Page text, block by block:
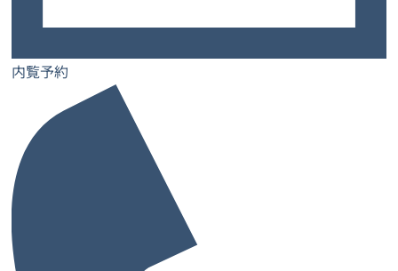
〒593-8327 大阪府堺市西区鳳中町２丁２４番 岸田ビル ３F
先行予約キャンペーン
内覧予約